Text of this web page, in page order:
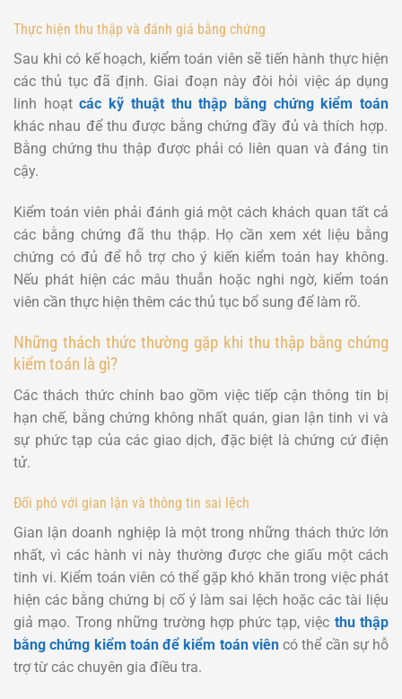
Thực hiện thu thập và đánh giá bằng chứng
Sau khi có kế hoạch, kiểm toán viên sẽ tiến hành thực hiện
các thủ tục đã định. Giai đoạn này đòi hỏi việc áp dụng
linh hoạtcác kỹ thuật thu thập bằng chứng kiểm toán
khác nhau để thu được bằng chứng đầy đủ và thích hợp.
Bằng chứng thu thập được phải có liên quan và đáng tin
cậy.
Kiểm toán viên phải đánh giá một cách khách quan tất cả
các bằng chứng đã thu thập. Họ cần xem xét liệu bằng
chứng có đủ để hỗ trợ cho ý kiến kiểm toán hay không.
Nếu phát hiện các mâu thuẫn hoặc nghi ngờ, kiểm toán
viên cần thực hiện thêm các thủ tục bổ sung để làm rõ.
Những thách thức thường gặp khi thu thập bằng chứng
kiểm toán là gì?
Các thách thức chính bao gồm việc tiếp cận thông tin bị
hạn chế, bằng chứng không nhất quán, gian lận tinh vi và
sự phức tạp của các giao dịch, đặc biệt là chứng cứ điện
tử.
Đối phó với gian lận và thông tin sai lệch
Gian lận doanh nghiệp là một trong những thách thức lớn
nhất, vì các hành vi này thường được che giấu một cách
tinh vi. Kiểm toán viên có thể gặp khó khăn trong việc phát
hiện các bằng chứng bị cố ý làm sai lệch hoặc các tài liệu
giả mạo. Trong những trường hợp phức tạp, việc thu thập
bằng chứng kiểm toán để kiểm toán viêncó thể cần sự hỗ
trợ từ các chuyên gia điều tra.